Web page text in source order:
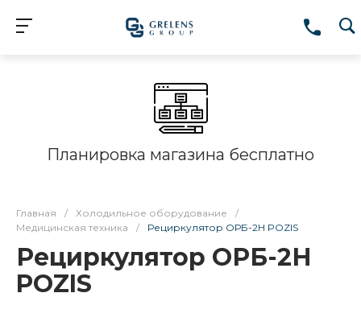
Планировка магазина бесплатно
Главная / Холодильное оборудование
/
Медицинская техника
/ Рециркулятор ОРБ-2Н POZIS
Рециркулятор ОРБ-2Н
POZIS